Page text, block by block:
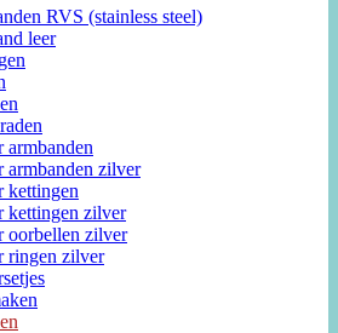
RVS (stainless steel)
leer
armbanden
armbanden zilver
kettingen
kettingen zilver
oorbellen zilver
ringen zilver